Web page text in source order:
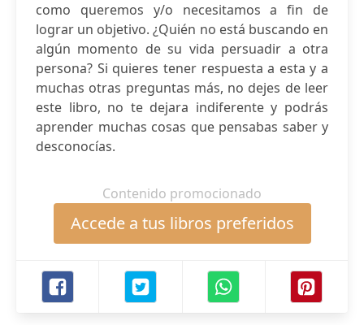
como queremos y/o necesitamos a fin de
lograr un objetivo. ¿Quién no está buscando en
algún momento de su vida persuadir a otra
persona? Si quieres tener respuesta a esta y a
muchas otras preguntas más, no dejes de leer
este libro, no te dejara indiferente y podrás
aprender muchas cosas que pensabas saber y
desconocías.
Contenido promocionado
Accede a tus libros preferidos